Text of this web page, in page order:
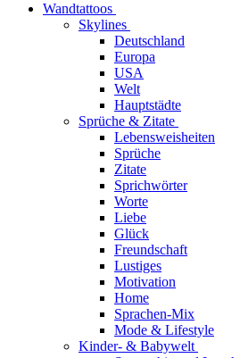
Wandtattoos
Skylines
Deutschland
Europa
USA
Welt
Hauptstädte
Sprüche & Zitate
Lebensweisheiten
Sprüche
Zitate
Sprichwörter
Worte
Liebe
Glück
Freundschaft
Lustiges
Motivation
Home
Sprachen-Mix
Mode & Lifestyle
Kinder- & Babywelt